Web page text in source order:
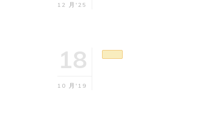
12 月'25
18
10 月'19